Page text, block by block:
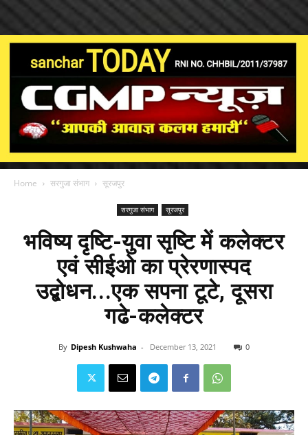
Home सरगुजा संभाग सूरजपुर
सरगुजा संभाग सूरजपुर
भविष्य दृष्टि-युवा सृष्टि में कलेक्टर
एवं सीईओ का प्रेरणास्पद
उद्बोधन...एक सपना टूटे, दूसरा
गढे-कलेक्टर
By Dipesh Kushwaha - December 13, 2021 0